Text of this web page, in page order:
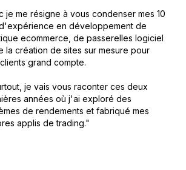
je me résigne à vous condenser mes 10
en développement de
ecommerce, de passerelles logiciel
la création de sites sur mesure pour
grand compte.
je vais vous raconter ces deux
années où j'ai exploré des
de rendements et fabriqué mes
applis de trading."